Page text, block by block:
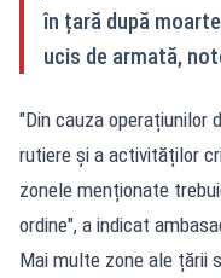
în țară după
ucis de armată,
"Din cauza operațiunilor
rutiere și a activităților
zonele menționate
ordine", a indicat
Mai multe zone ale țării